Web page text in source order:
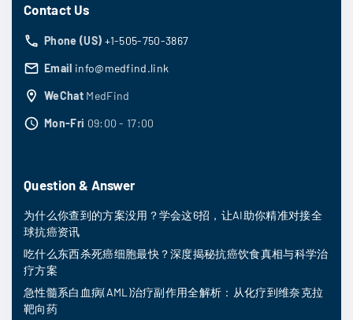
Contact Us
Phone (US) +1-505-750-3867
Email info@medfind.link
WeChat MedFind
Mon-Fri 09:00 - 17:00
Question & Answer
为什么你查到的方案没用？学会这6招，让AI助你精准对接全
球抗癌资讯
吃什么东西杀死癌细胞最快？深度揭秘抗癌饮食真相与科学治
疗方案
急性髓系白血病(AML)治疗副作用全解析：从化疗到维奈克拉
靶向药